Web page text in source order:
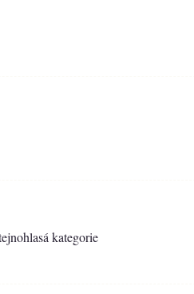
kategorie